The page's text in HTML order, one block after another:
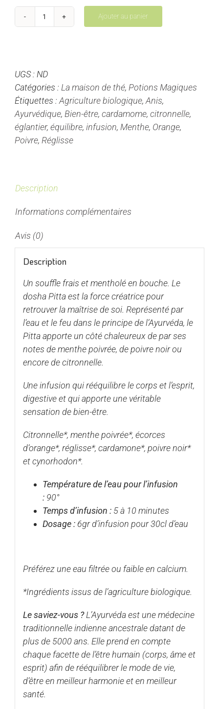
quantité
Potion
Magique
Ajouter au panier
UGS : ND
Catégories : La maison de thé, Potions Magiques
Étiquettes : Agriculture biologique, Anis,
Ayurvédique, Bien-être, cardamome, citronnelle,
églantier, équilibre, infusion, Menthe, Orange,
Poivre, Réglisse
Description
Informations complémentaires
Avis (0)
Description
Un souffle frais et mentholé en bouche. Le
dosha Pitta est la force créatrice pour
retrouver la maîtrise de soi. Représenté par
l’eau et le feu dans le principe de l’Ayurvéda, le
Pitta apporte un côté chaleureux de par ses
notes de menthe poivrée, de poivre noir ou
encore de citronnelle.
Une infusion qui rééquilibre le corps et l’esprit,
digestive et qui apporte une véritable
sensation de bien-être.
Citronnelle*, menthe poivrée*, écorces
d’orange*, réglisse*, cardamone*, poivre noir*
et cynorhodon*.
Température de l’eau pour l’infusion
: 90°
Temps d’infusion :5 à 10 minutes
Dosage : 6gr d’infusion pour 30cl d’eau
Préférez une eau filtrée ou faible en calcium.
*Ingrédients issus de l’agriculture biologique.
Le saviez-vous ?L’Ayurvéda est une médecine
traditionnelle indienne ancestrale datant de
plus de 5000 ans. Elle prend en compte
chaque facette de l’être humain (corps, âme et
esprit) afin de rééquilibrer le mode de vie,
d’être en meilleur harmonie et en meilleur
santé.